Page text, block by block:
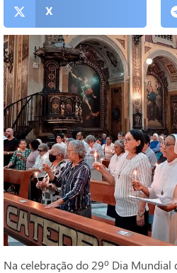
X
Na celebração do 29º Dia Mundial